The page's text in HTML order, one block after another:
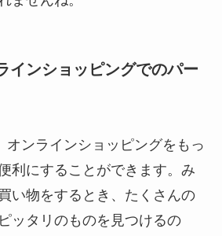
インショッピングでのパー
オンラインショッピングをもっ
利にすることができます。み
い物をするとき、たくさんの
ッタリのものを見つけるの